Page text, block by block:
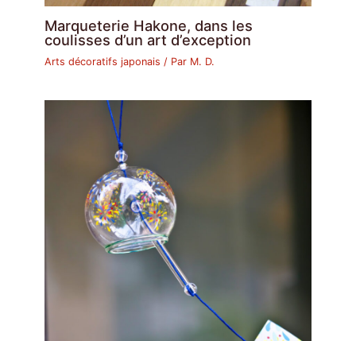
Marqueterie Hakone, dans les
coulisses d’un art d’exception
Arts décoratifs japonais / Par M. D.